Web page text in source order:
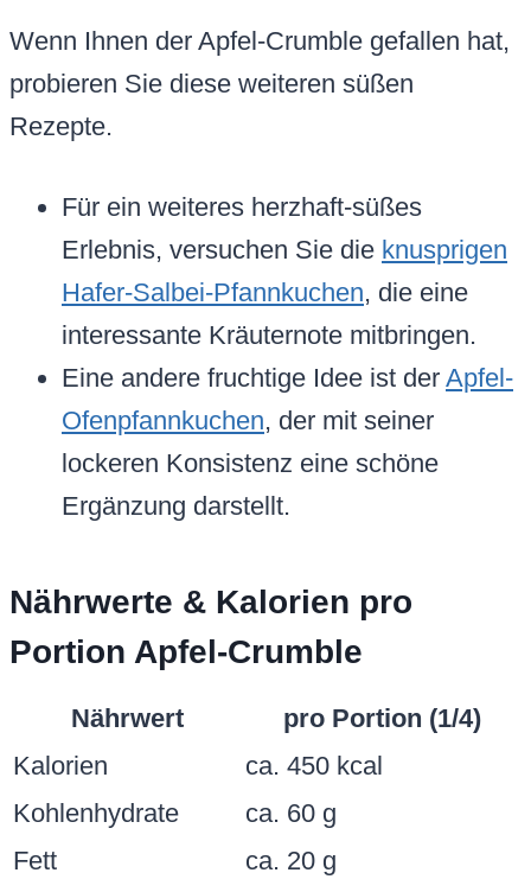
Wenn Ihnen der Apfel-Crumble gefallen hat,
probieren Sie diese weiteren süßen
Rezepte.
Für ein weiteres herzhaft-süßes
Erlebnis, versuchen Sie die knusprigen
Hafer-Salbei-Pfannkuchen, die eine
interessante Kräuternote mitbringen.
Eine andere fruchtige Idee ist der Apfel-
Ofenpfannkuchen, der mit seiner
lockeren Konsistenz eine schöne
Ergänzung darstellt.
Nährwerte & Kalorien pro
Portion Apfel-Crumble
Nährwert
pro Portion (1/4)
Kalorien
ca. 450 kcal
Kohlenhydrate
ca. 60 g
Fett
ca. 20 g